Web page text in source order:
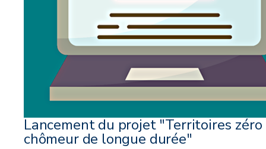
Lancement du projet "Territoires zéro
chômeur de longue durée"